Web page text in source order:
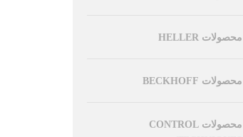
محصولات HELLER
محصولات BECKHOFF
محصولات CONTROL